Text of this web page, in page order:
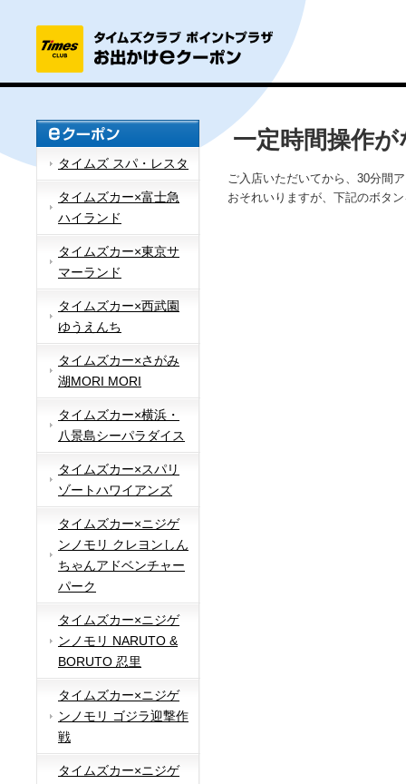
タイムズ スパ・レスタ
タイムズカー×富士急
ハイランド
タイムズカー×東京サ
マーランド
タイムズカー×西武園
ゆうえんち
タイムズカー×さがみ
湖MORI MORI
タイムズカー×横浜・
八景島シーパラダイス
タイムズカー×スパリ
ゾートハワイアンズ
タイムズカー×ニジゲ
ンノモリ クレヨンしん
ちゃんアドベンチャー
パーク
タイムズカー×ニジゲ
ンノモリ NARUTO &
BORUTO 忍里
タイムズカー×ニジゲ
ンノモリ ゴジラ迎撃作
戦
タイムズカー×ニジゲ
一定時間操作
ご入店いただいてから、30分間
おそれいりますが、下記のボタ